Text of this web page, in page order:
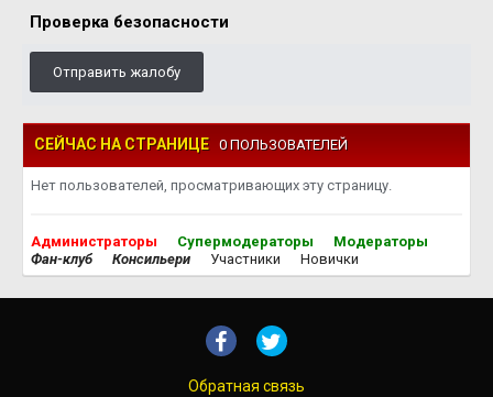
Проверка безопасности
Отправить жалобу
СЕЙЧАС НА СТРАНИЦЕ 0 ПОЛЬЗОВАТЕЛЕЙ
Нет пользователей, просматривающих эту страницу.
Администраторы Супермодераторы
Модераторы
Фан-клуб
Консильери Участники Новички
Обратная связь